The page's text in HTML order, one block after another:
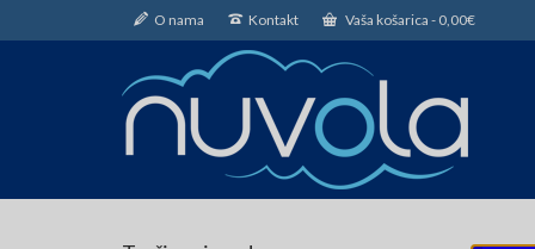
O nama Kontakt Vaša košarica - 0,00€